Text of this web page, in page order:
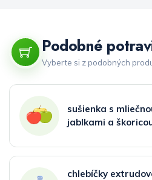
Podobné
Vyberte si z podobných
sušienka s
jablkami a
chlebíčky